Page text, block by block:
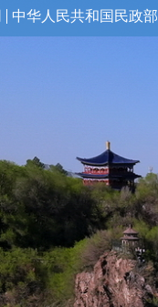
中华人民共和国民政部